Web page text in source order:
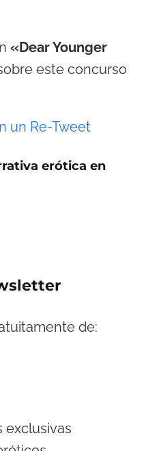
«Dear Younger
este concurso
un Re-Tweet
erótica en
de:
exclusivas